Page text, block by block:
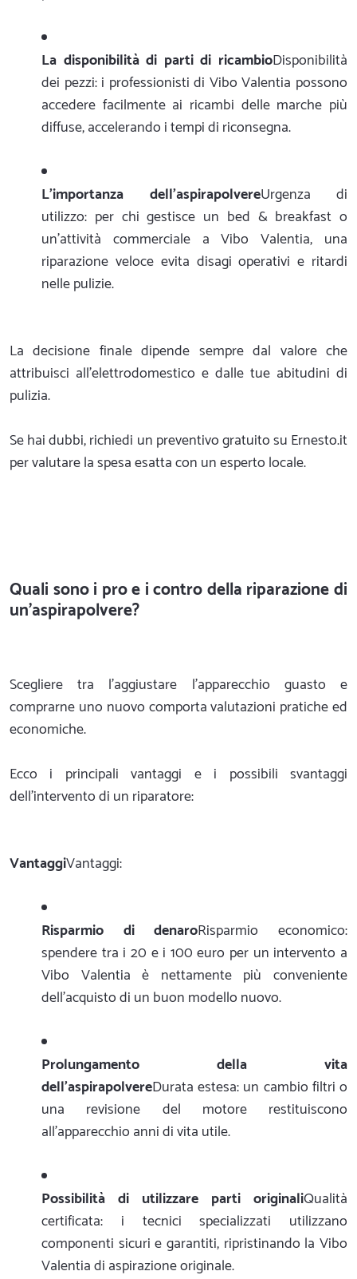
La disponibilità di parti di ricambioDisponibilità
dei pezzi: i professionisti di Vibo Valentia possono
accedere facilmente ai ricambi delle marche più
diffuse, accelerando i tempi di riconsegna.
L'importanza dell'aspirapolvereUrgenza di
utilizzo: per chi gestisce un bed & breakfast o
un'attività commerciale a Vibo Valentia, una
riparazione veloce evita disagi operativi e ritardi
nelle pulizie.
La decisione finale dipende sempre dal valore che
attribuisci all'elettrodomestico e dalle tue abitudini di
pulizia.
Se hai dubbi, richiedi un preventivo gratuito su Ernesto.it
per valutare la spesa esatta con un esperto locale.
Quali sono i pro e i contro della riparazione di
un'aspirapolvere?
Scegliere tra l'aggiustare l'apparecchio guasto e
comprarne uno nuovo comporta valutazioni pratiche ed
economiche.
Ecco i principali vantaggi e i possibili svantaggi
dell'intervento di un riparatore:
VantaggiVantaggi:
Risparmio di denaroRisparmio economico:
spendere tra i 20 e i 100 euro per un intervento a
Vibo Valentia è nettamente più conveniente
dell'acquisto di un buon modello nuovo.
Prolungamento della vita
dell'aspirapolvereDurata estesa: un cambio filtri o
una revisione del motore restituiscono
all'apparecchio anni di vita utile.
Possibilità di utilizzare parti originaliQualità
certificata: i tecnici specializzati utilizzano
componenti sicuri e garantiti, ripristinando la Vibo
Valentia di aspirazione originale.